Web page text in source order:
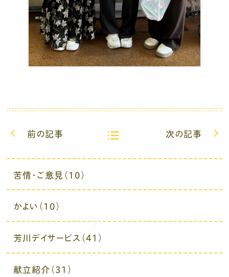
前の記事 次の記事
苦情・ご意見（10）
かよい（10）
芳川デイサービス（41）
献立紹介（31）